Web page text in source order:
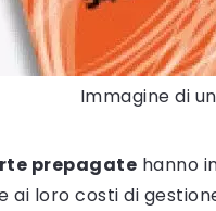
Immagine di
prepagate hanno
ai loro costi di